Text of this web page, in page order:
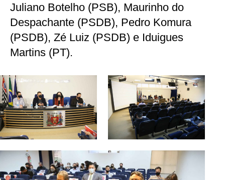
Juliano Botelho (PSB), Maurinho do
Despachante (PSDB), Pedro Komura
(PSDB), Zé Luiz (PSDB) e Iduigues
Martins (PT).